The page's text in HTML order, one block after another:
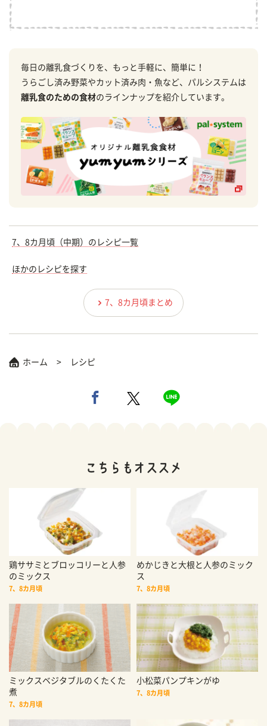
毎日の離乳食づくりを、もっと手軽に、簡単に！
うらごし済み野菜やカット済み肉・魚など、パルシステムは
離乳食のための食材のラインナップを紹介しています。
7、8カ月頃（中期）のレシピ一覧
ほかのレシピを探す
7、8カ月頃まとめ
ホーム レシピ
鶏ササミとブロッコリーと人参
のミックス
7、8カ月頃
めかじきと大根と人参のミック
ス
7、8カ月頃
ミックスベジタブルのくたくた
煮
7、8カ月頃
小松菜パンプキンがゆ
7、8カ月頃